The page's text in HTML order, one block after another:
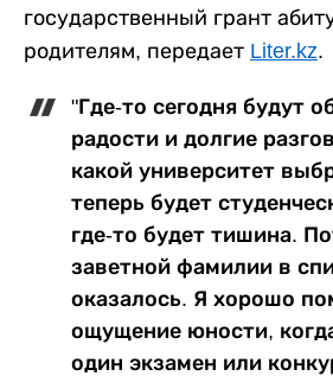
государственный грант
родителям, передает Liter.kz.
"Где-то сегодня будут
радости и долгие
какой университет
теперь будет
где-то будет тишина.
заветной фамилии в
оказалось. Я хорошо
ощущение юности,
один экзамен или